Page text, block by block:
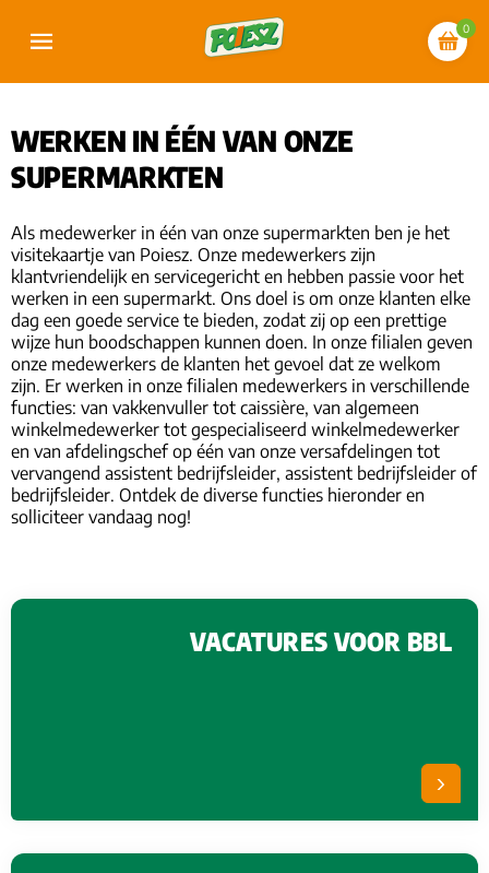
0
WERKEN IN ÉÉN VAN ONZE
SUPERMARKTEN
Als medewerker in één van onze supermarkten ben je het
visitekaartje van Poiesz. Onze medewerkers zijn
klantvriendelijk en servicegericht en hebben passie voor het
werken in een supermarkt. Ons doel is om onze klanten elke
dag een goede service te bieden, zodat zij op een prettige
wijze hun boodschappen kunnen doen. In onze filialen geven
onze medewerkers de klanten het gevoel dat ze welkom
zijn. Er werken in onze filialen medewerkers in verschillende
functies: van vakkenvuller tot caissière, van algemeen
winkelmedewerker tot gespecialiseerd winkelmedewerker
en van afdelingschef op één van onze versafdelingen tot
vervangend assistent bedrijfsleider, assistent bedrijfsleider of
bedrijfsleider. Ontdek de diverse functies hieronder en
solliciteer vandaag nog!
VACATURES VOOR BBL